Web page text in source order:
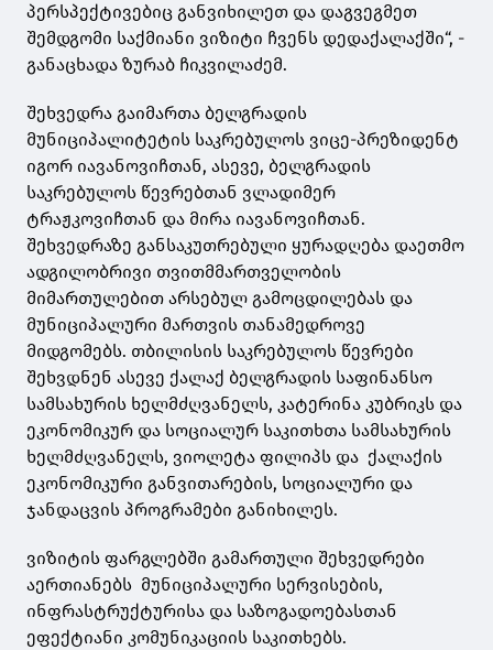
პერსპექტივებიც განვიხილეთ და დაგვეგმეთ
შემდგომი საქმიანი ვიზიტი ჩვენს დედაქალაქში“, -
განაცხადა ზურაბ ჩიკვილაძემ.
შეხვედრა გაიმართა ბელგრადის
მუნიციპალიტეტის საკრებულოს ვიცე-პრეზიდენტ
იგორ იავანოვიჩთან, ასევე, ბელგრადის
საკრებულოს წევრებთან ვლადიმერ
ტრაჟკოვიჩთან და მირა იავანოვიჩთან.
შეხვედრაზე განსაკუთრებული ყურადღება დაეთმო
ადგილობრივი თვითმმართველობის
მიმართულებით არსებულ გამოცდილებას და
მუნიციპალური მართვის თანამედროვე
მიდგომებს. თბილისის საკრებულოს წევრები
შეხვდნენ ასევე ქალაქ ბელგრადის საფინანსო
სამსახურის ხელმძღვანელს, კატერინა კუბრიკს და
ეკონომიკურ და სოციალურ საკითხთა სამსახურის
ხელმძღვანელს, ვიოლეტა ფილიპს და ქალაქის
ეკონომიკური განვითარების, სოციალური და
ჯანდაცვის პროგრამები განიხილეს.
ვიზიტის ფარგლებში გამართული შეხვედრები
აერთიანებს მუნიციპალური სერვისების,
ინფრასტრუქტურისა და საზოგადოებასთან
ეფექტიანი კომუნიკაციის საკითხებს.